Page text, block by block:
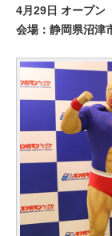
4月29日 オープン
会場：静岡県沼津